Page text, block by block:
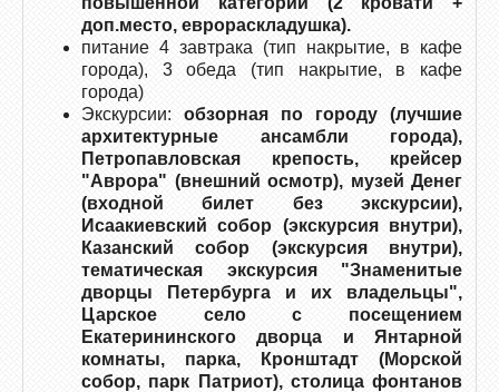
доп.место, еврораскладушка).
питание 4 завтрака (тип накрытие, в кафе
города), 3 обеда (тип накрытие, в кафе
города)
Экскурсии: обзорная по городу (лучшие
архитектурные ансамбли города),
Петропавловская крепость, крейсер
"Аврора" (внешний осмотр), музей Денег
(входной билет без экскурсии),
Исаакиевский собор (экскурсия внутри),
Казанский собор (экскурсия внутри),
тематическая экскурсия "Знаменитые
дворцы Петербурга и их владельцы",
Царское село с посещением
Екатерининского дворца и Янтарной
комнаты, парка, Кронштадт (Морской
собор, парк Патриот), столица фонтанов